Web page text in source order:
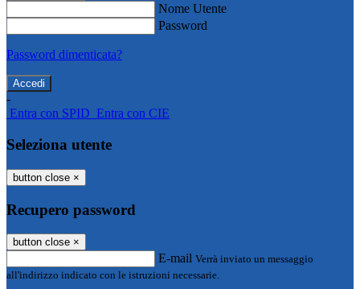
Nome Utente
Password
Password dimenticata?
-
Entra con SPID Entra con CIE
Seleziona utente
button close ×
Recupero password
button close ×
E-mail Verrà inviato un messaggio
all'indirizzo indicato con le istruzioni necessarie.